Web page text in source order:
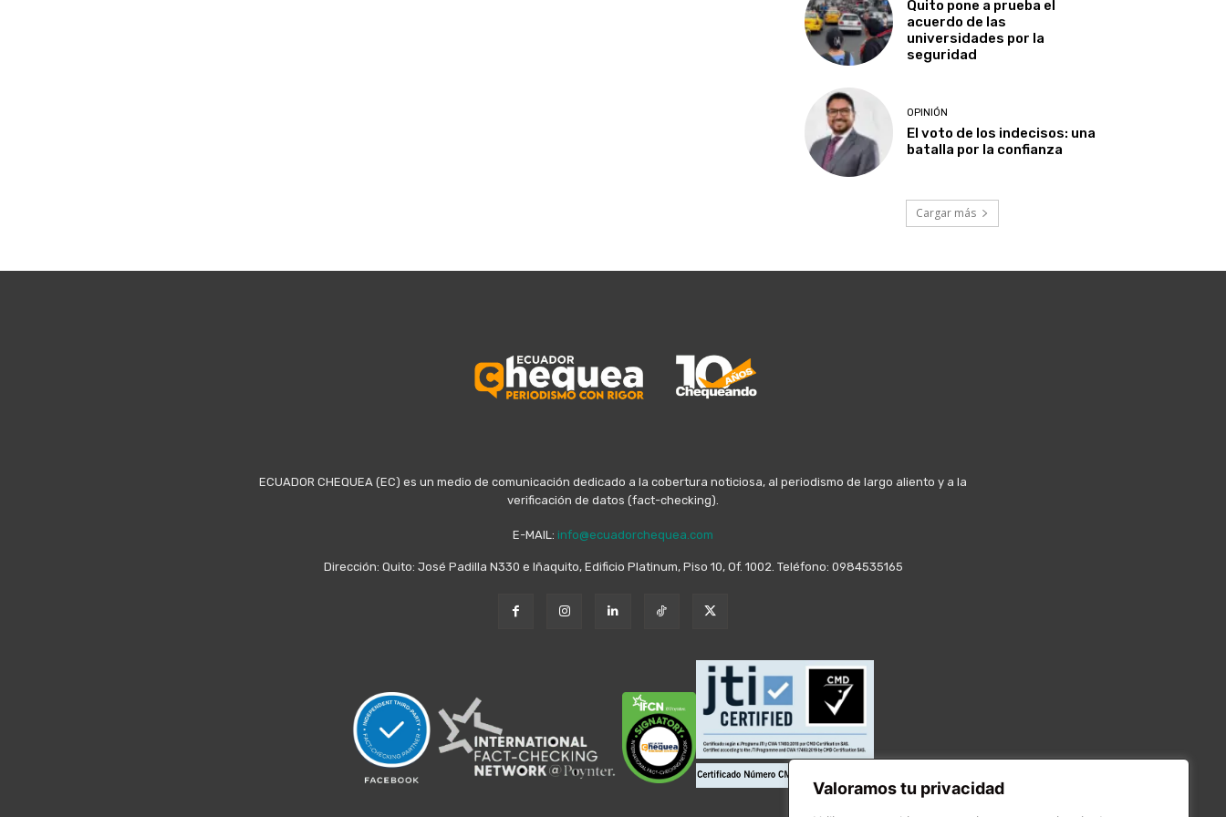
Valoramos tu privacidad
Quito pone a prueba el
acuerdo de las
universidades por la
seguridad
OPINIÓN
El voto de los indecisos: una
batalla por la confianza
Cargar más
ECUADOR CHEQUEA (EC) es un medio de comunicación dedicado a la cobertura noticiosa, al periodismo de largo aliento y a la
verificación de datos (fact-checking).
E-MAIL: info@ecuadorchequea.com
Dirección: Quito: José Padilla N330 e Iñaquito, Edificio Platinum, Piso 10, Of. 1002. Teléfono: 0984535165